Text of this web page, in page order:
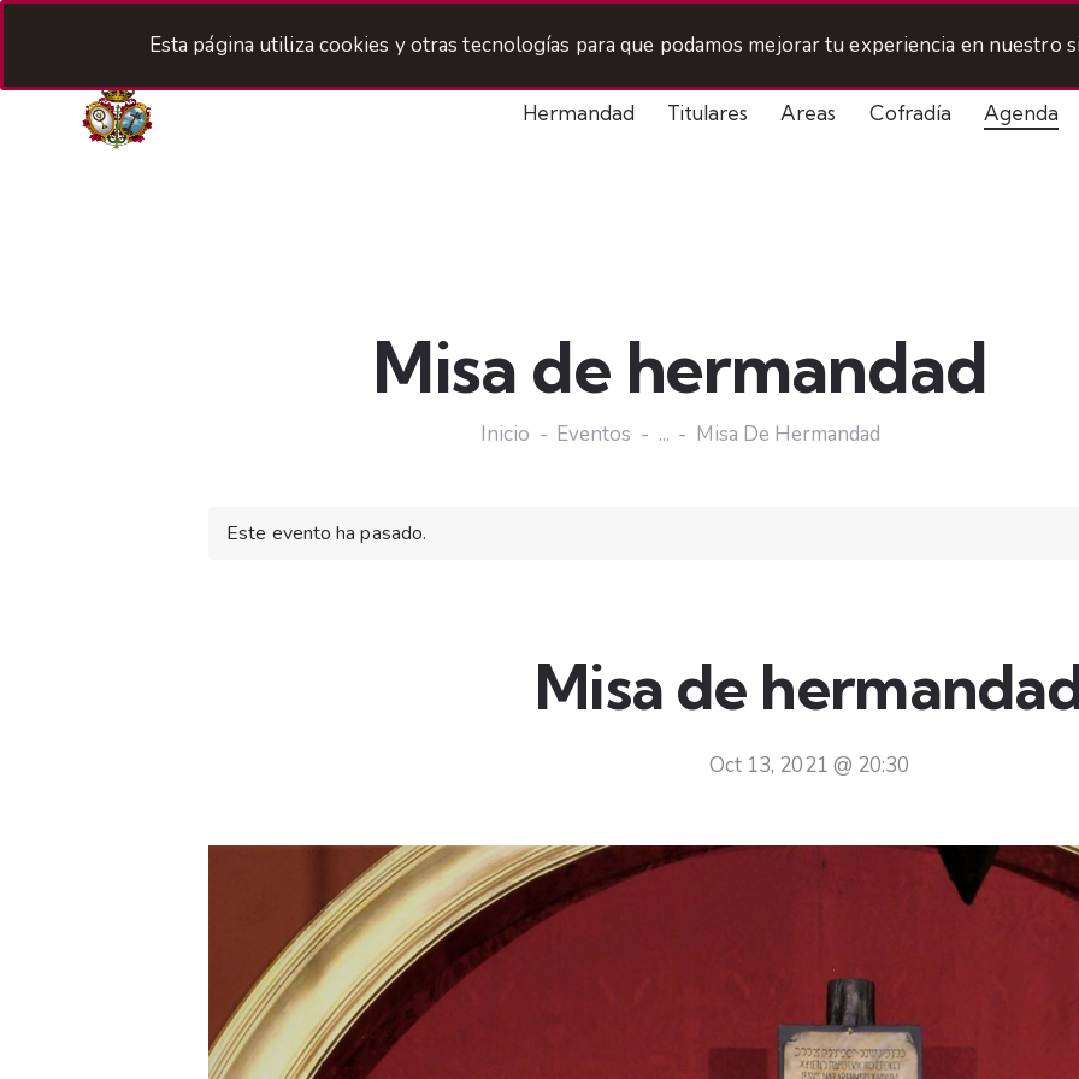
Hermandad Titulares Areas Cofradía Agenda
Misa de hermandad
Inicio Eventos ... Misa De Hermandad
Este evento ha pasado.
Misa de
Oct 13, 2021 @ 20:30
Esta página utiliza cookies y otras tecnologías para que podamos mejorar tu experiencia en nuestro